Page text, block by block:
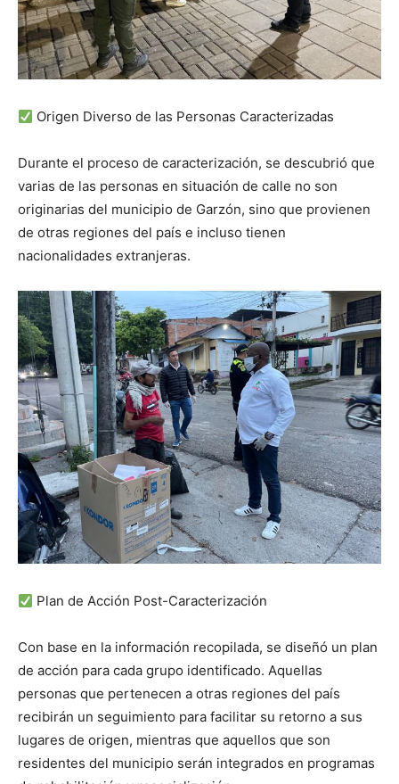
Origen Diverso de las Personas Caracterizadas
Durante el proceso de caracterización, se descubrió que
varias de las personas en situación de calle no son
originarias del municipio de Garzón, sino que provienen
de otras regiones del país e incluso tienen
nacionalidades extranjeras.
Plan de Acción Post-Caracterización
Con base en la información recopilada, se diseñó un plan
de acción para cada grupo identificado. Aquellas
personas que pertenecen a otras regiones del país
recibirán un seguimiento para facilitar su retorno a sus
lugares de origen, mientras que aquellos que son
residentes del municipio serán integrados en programas